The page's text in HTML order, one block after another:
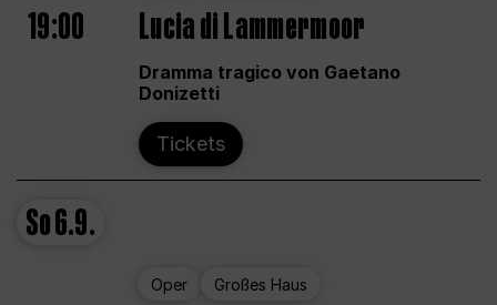
19:00 Lucia di Lammermoor
Dramma tragico von Gaetano
Donizetti
Tickets
So6.9.
Oper Großes Haus